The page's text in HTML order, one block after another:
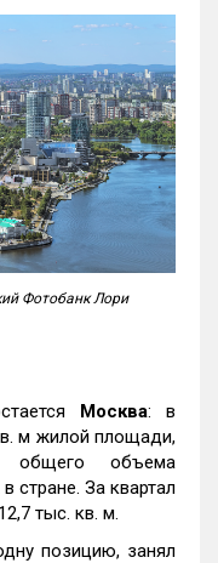
Фотобанк Лори
Москва: в
м жилой площади,
общего объема
стране. За квартал
тыс. кв. м.
позицию, занял